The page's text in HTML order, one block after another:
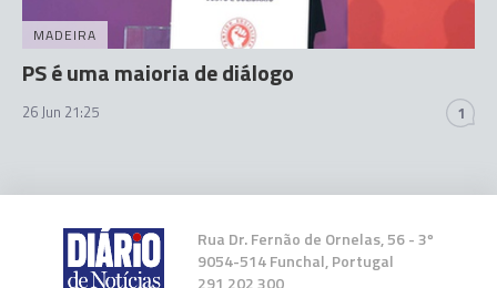
MADEIRA
PS é uma maioria de diálogo
26 Jun 21:25 1
Rua Dr. Fernão de Ornelas, 56 - 3º
9054-514 Funchal, Portugal
291 202 300